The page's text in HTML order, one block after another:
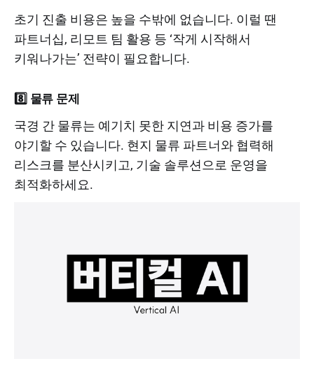
초기 진출 비용은 높을 수밖에 없습니다. 이럴 땐
파트너십, 리모트 팀 활용 등 ‘작게 시작해서
키워나가는’ 전략이 필요합니다.
8️⃣ 물류 문제
국경 간 물류는 예기치 못한 지연과 비용 증가를
야기할 수 있습니다. 현지 물류 파트너와 협력해
리스크를 분산시키고, 기술 솔루션으로 운영을
최적화하세요.